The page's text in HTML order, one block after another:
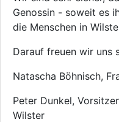
Genossin - soweit es
die Menschen in
Darauf freuen wir uns
Natascha Böhnisch,
Peter Dunkel,
Wilster